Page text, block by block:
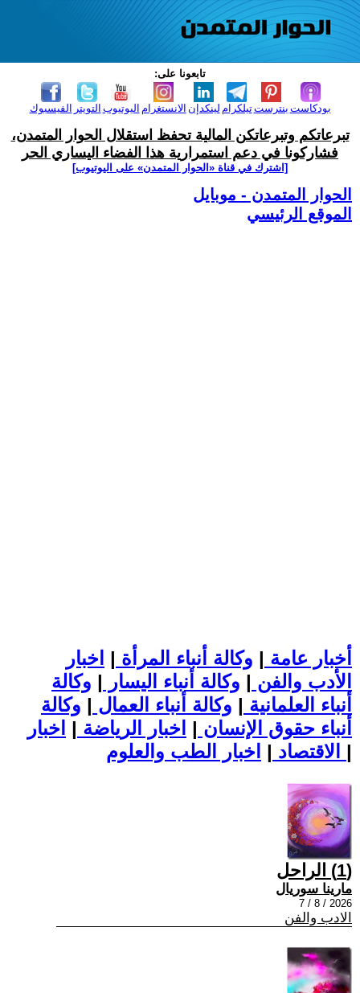
تابعونا على:
الفيسبوك التويتر اليوتيوب الانستغرام لينكدإن تيلكرامبنترست بودكاست
تبرعاتكم وتبرعاتكن المالية تحفظ استقلال الحوار المتمدن،
فشاركونا في دعم استمرارية هذا الفضاء اليساري الحر
[اشترك في قناة ‫«الحوار المتمدن» على اليوتيوب]
الحوار المتمدن - موبايل
الموقع الرئيسي
أخبار عامة | وكالة أنباء المرأة | اخبار
الأدب والفن | وكالة أنباء اليسار | وكالة
أنباء العلمانية | وكالة أنباء العمال | وكالة
أنباء حقوق الإنسان | اخبار الرياضة | اخبار
الاقتصاد | |
(1) الراحل
مارينا سوريال
2026 / 8 / 7
الادب والفن